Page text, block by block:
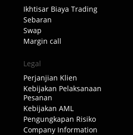
Ikhtisar Biaya Trading
Sebaran
Swap
Margin call
Legal
Perjanjian Klien
Kebijakan Pelaksanaan
Pesanan
Kebijakan AML
Pengungkapan Risiko
Company Information